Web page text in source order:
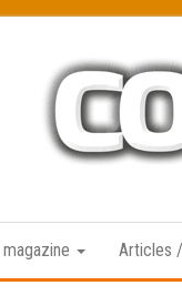
Articles